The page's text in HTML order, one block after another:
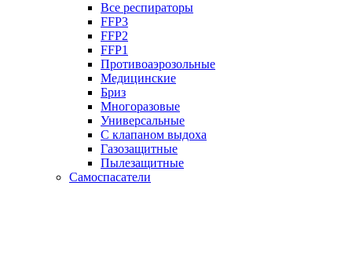
Все респираторы
FFP3
FFP2
FFP1
Противоаэрозольные
Медицинские
Бриз
Многоразовые
Универсальные
С клапаном выдоха
Газозащитные
Пылезащитные
Самоспасатели